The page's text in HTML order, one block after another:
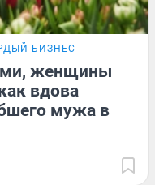
БИЗНЕС
женщины
вдова
мужа в